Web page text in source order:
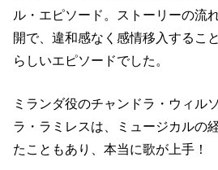
ル・エピソード。ストーリーの流
開で、違和感なく感情移入するこ
らしいエピソードでした。
ミランダ役のチャンドラ・ウィル
ラ・ラミレスは、ミュージカルの
たこともあり、本当に歌が上手！